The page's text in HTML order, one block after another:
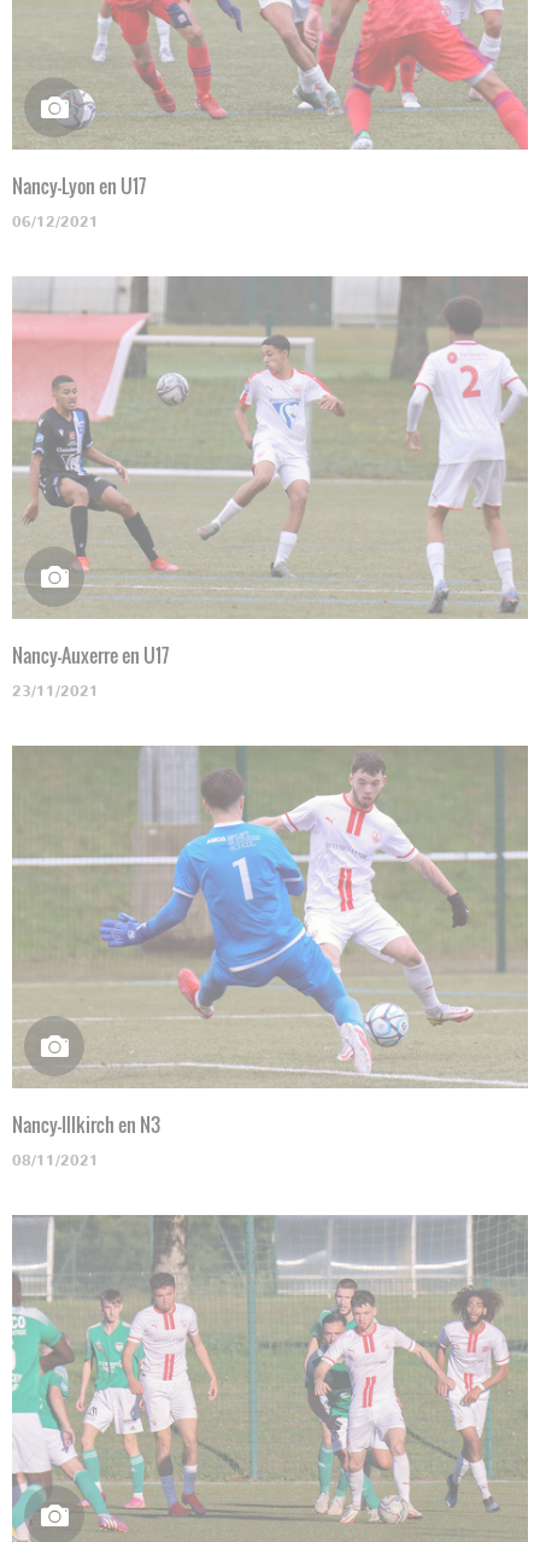
Nancy-Lyon en U17
06/12/2021
Nancy-Auxerre en U17
23/11/2021
Nancy-Illkirch en N3
08/11/2021